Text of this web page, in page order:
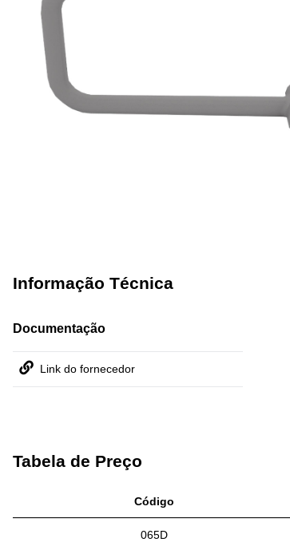
Informação Técnica
Documentação
Link do fornecedor
Tabela de Preço
Código
065D